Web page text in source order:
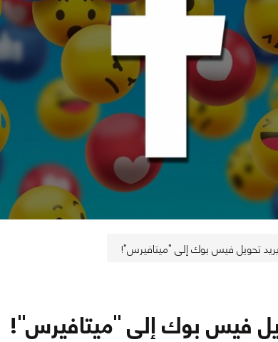
تحويل فيس بوك إلى "ميتافيرس"!
فيس بوك إلى "ميتافيرس"!